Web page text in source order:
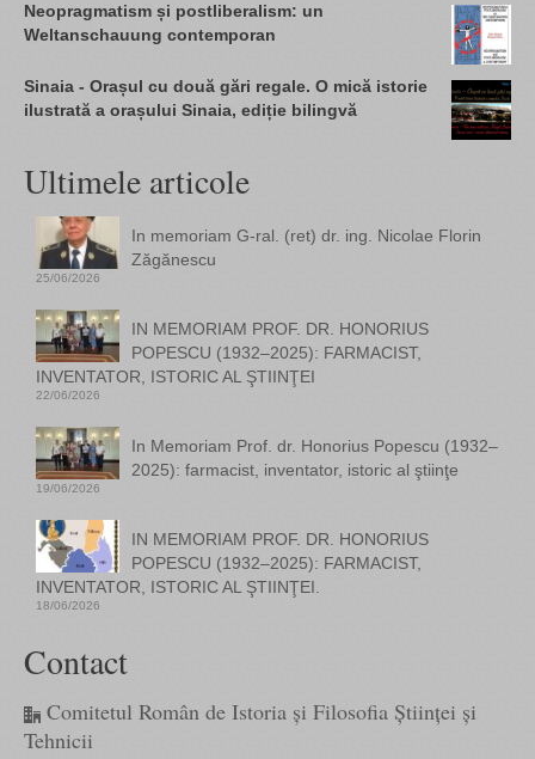
Neopragmatism și postliberalism: un
Weltanschauung contemporan
Sinaia - Orașul cu două gări regale. O mică istorie
ilustrată a orașului Sinaia, ediție bilingvă
Ultimele articole
In memoriam G-ral. (ret) dr. ing. Nicolae Florin
Zăgănescu
25/06/2026
IN MEMORIAM PROF. DR. HONORIUS
POPESCU (1932–2025): FARMACIST,
INVENTATOR, ISTORIC AL ŞTIINŢEI
22/06/2026
In Memoriam Prof. dr. Honorius Popescu (1932–
2025): farmacist, inventator, istoric al ştiinţe
19/06/2026
IN MEMORIAM PROF. DR. HONORIUS
POPESCU (1932–2025): FARMACIST,
INVENTATOR, ISTORIC AL ŞTIINŢEI.
18/06/2026
Contact
Comitetul Român de Istoria și Filosofia Științei și
Tehnicii